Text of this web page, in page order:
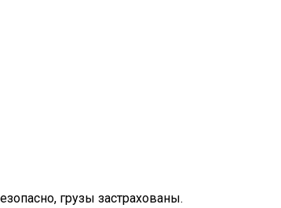
грузы застрахованы.